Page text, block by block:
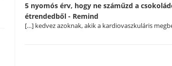
5 nyomós érv, hogy ne száműzd a
étrendedből - Remind
[…] kedvez azoknak, akik a kardiovaszkuláris